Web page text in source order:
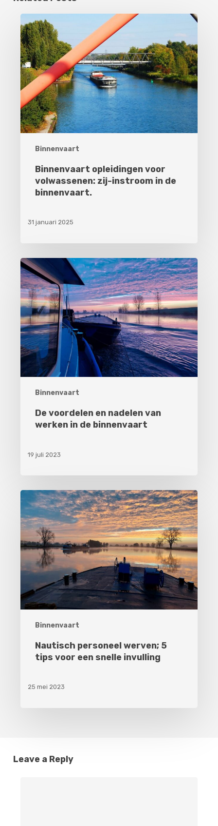
Binnenvaart
Binnenvaart
opleidingen
voor
volwassenen:
zij-
instroom
binnenvaart.
Binnenvaart opleidingen voor
volwassenen: zij-instroom in de
binnenvaart.
31 januari 2025
Binnenvaart
De
voordelen
nadelen
van
werken
binnenvaart
De voordelen en nadelen van
werken in de binnenvaart
19 juli 2023
Binnenvaart
Nautisch
personeel
werven;
tips
voor
een
invulling
Nautisch personeel werven; 5
tips voor een snelle invulling
25 mei 2023
Leave a Reply